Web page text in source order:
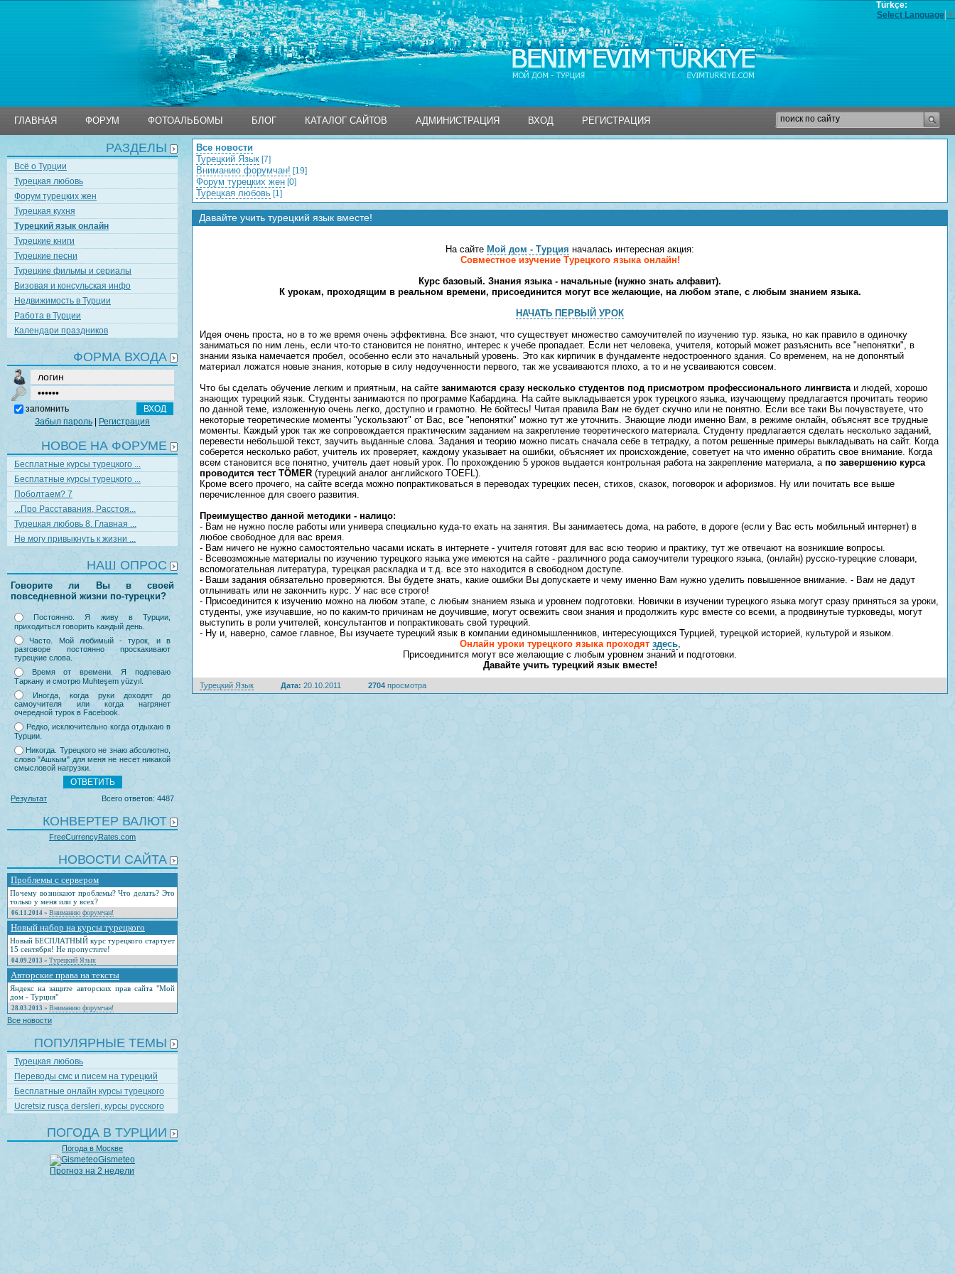
Türkçe:
Select Language ▼
ГЛАВНАЯ ФОРУМ
ФОРУМ
ФОТОАЛЬБОМЫ
ФОТОАЛЬБОМЫ
БЛОГ
БЛОГ
КАТАЛОГ САЙТОВ АДМИНИСТРАЦИЯ ВХОД РЕГИСТРАЦИЯ
РАЗДЕЛЫ
Всё о Турции
Турецкая любовь
Форум турецких жен
Турецкая кухня
Турецкий язык онлайн
Турецкие книги
Турецкие песни
Турецкие фильмы и сериалы
Визовая и консульская инфо
Недвижимость в Турции
Работа в Турции
Календари праздников
ФОРМА ВХОДА
запомнить
Забыл пароль
Регистрация
НОВОЕ НА ФОРУМЕ
Бесплатные курсы турецкого ...
Бесплатные курсы турецкого ...
Поболтаем? 7
...Про Расставания, Расстоя...
Турецкая любовь 8. Главная ...
Не могу привыкнуть к жизни ...
НАШ ОПРОС
Говорите ли Вы в своей
повседневной жизни по-турецки?
Постоянно. Я живу в Турции,
приходиться говорить каждый день.
Часто. Мой любимый - турок, и в
разговоре постоянно проскакивают
турецкие слова.
Время от времени. Я подпеваю
Таркану и смотрю Muhteşem yüzyıl.
Иногда, когда руки доходят до
самоучителя или когда нагрянет
очередной турок в Facebook.
Редко, исключительно когда отдыхаю в
Турции.
Никогда. Турецкого не знаю абсолютно,
слово "Ашкым" для меня не несет никакой
смысловой нагрузки.
Результат Всего ответов: 4487
КОНВЕРТЕР ВАЛЮТ
FreeCurrencyRates.com
НОВОСТИ САЙТА
Проблемы с сервером
Почему возникают проблемы? Что делать? Это
только у меня или у всех?
06.11.2014 » Вниманию форумчан!
Новый набор на курсы турецкого
Новый БЕСПЛАТНЫЙ курс турецкого стартует
15 сентября! Не пропустите!
04.09.2013 » Турецкий Язык
Авторские права на тексты
Яндекс на защите авторских прав сайта "Мой
дом - Турция"
28.03.2013 » Вниманию форумчан!
Все новости
ПОПУЛЯРНЫЕ ТЕМЫ
Турецкая любовь
Переводы смс и писем на турецкий
Бесплатные онлайн курсы турецкого
Ucretsiz rusça dersleri, курсы русского
ПОГОДА В ТУРЦИИ
Погода в Москве
Gismeteo
Прогноз на 2 недели
Все новости
Турецкий Язык [7]
Вниманию форумчан! [19]
Форум турецких жен [0]
Турецкая любовь [1]
Давайте учить турецкий язык вместе!
На сайте Мой дом - Турция началась интересная акция:
Совместное изучение Турецкого языка онлайн!
Курс базовый. Знания языка - начальные (нужно знать алфавит).
К урокам, проходящим в реальном времени, присоединится могут все желающие, на любом этапе, с любым знанием языка.
НАЧАТЬ ПЕРВЫЙ УРОК
Идея очень проста, но в то же время очень эффективна. Все знают, что существует множество самоучителей по изучению тур. языка, но как правило в одиночку
заниматься по ним лень, если что-то становится не понятно, интерес к учебе пропадает. Если нет человека, учителя, который может разъяснить все "непонятки", в
знании языка намечается пробел, особенно если это начальный уровень. Это как кирпичик в фундаменте недостроенного здания. Со временем, на не допонятый
материал ложатся новые знания, которые в силу недоученности первого, так же усваиваются плохо, а то и не усваиваются совсем.
Что бы сделать обучение легким и приятным, на сайте занимаются сразу несколько студентов под присмотром профессионального лингвистаи людей, хорошо
знающих турецкий язык. Студенты занимаются по программе Кабардина. На сайте выкладывается урок турецкого языка, изучающему предлагается прочитать теорию
по данной теме, изложенную очень легко, доступно и грамотно. Не бойтесь! Читая правила Вам не будет скучно или не понятно. Если все таки Вы почувствуете, что
некоторые теоретические моменты "ускользают" от Вас, все "непонятки" можно тут же уточнить. Знающие люди именно Вам, в режиме онлайн, объяснят все трудные
моменты. Каждый урок так же сопровождается практическим заданием на закрепление теоретического материала. Студенту предлагается сделать несколько заданий,
перевести небольшой текст, заучить выданные слова. Задания и теорию можно писать сначала себе в тетрадку, а потом решенные примеры выкладывать на сайт. Когда
соберется несколько работ, учитель их проверяет, каждому указывает на ошибки, объясняет их происхождение, советует на что именно обратить свое внимание. Когда
всем становится все понятно, учитель дает новый урок. По прохождению 5 уроков выдается контрольная работа на закрепление материала, а по завершению курса
проводится тест TÖMER (турецкий аналог английского TOEFL).
Кроме всего прочего, на сайте всегда можно попрактиковаться в переводах турецких песен, стихов, сказок, поговорок и афоризмов. Ну или почитать все выше
перечисленное для своего развития.
Преимущество данной методики - налицо:
- Вам не нужно после работы или универа специально куда-то ехать на занятия. Вы занимаетесь дома, на работе, в дороге (если у Вас есть мобильный интернет) в
любое свободное для вас время.
- Вам ничего не нужно самостоятельно часами искать в интернете - учителя готовят для вас всю теорию и практику, тут же отвечают на возникшие вопросы.
- Всевозможные материалы по изучению турецкого языка уже имеются на сайте - различного рода самоучители турецкого языка, (онлайн) русско-турецкие словари,
вспомогательная литература, турецкая раскладка и т.д. все это находится в свободном доступе.
- Ваши задания обязательно проверяются. Вы будете знать, какие ошибки Вы допускаете и чему именно Вам нужно уделить повышенное внимание. - Вам не дадут
отлынивать или не закончить курс. У нас все строго!
- Присоединится к изучению можно на любом этапе, с любым знанием языка и уровнем подготовки. Новички в изучении турецкого языка могут сразу приняться за уроки,
студенты, уже изучавшие, но по каким-то причинам не доучившие, могут освежить свои знания и продолжить курс вместе со всеми, а продвинутые турковеды, могут
выступить в роли учителей, консультантов и попрактиковать свой турецкий.
- Ну и, наверно, самое главное, Вы изучаете турецкий язык в компании единомышленников, интересующихся Турцией, турецкой историей, культурой и языком.
Онлайн уроки турецкого языка проходят здесь,
Присоединится могут все желающие с любым уровнем знаний и подготовки.
Давайте учить турецкий язык вместе!
Турецкий Язык Дата: 20.10.2011 2704 просмотра